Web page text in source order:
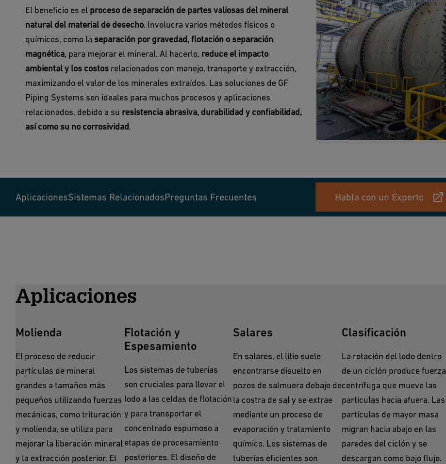
El beneficio es el proceso de separación de partes valiosas del mineral
natural del material de desecho. Involucra varios métodos físicos o
químicos, como la separación por gravedad, flotación o separación
magnética, para mejorar el mineral. Al hacerlo, reduce el impacto
ambiental y los costos relacionados con manejo, transporte y extracción,
maximizando el valor de los minerales extraídos. Las soluciones de GF
Piping Systems son ideales para muchos procesos y aplicaciones
relacionados, debido a su resistencia abrasiva, durabilidad y confiabilidad,
así como su no corrosividad.
AplicacionesSistemas RelacionadosPreguntas Frecuentes Habla con un Experto
Aplicaciones
Molienda
El proceso de reducir
partículas de mineral
grandes a tamaños más
pequeños utilizando fuerzas
mecánicas, como trituración
y molienda, se utiliza para
mejorar la liberación mineral
y la extracción posterior. El
Flotación y
Espesamiento
Los sistemas de tuberías
son cruciales para llevar el
lodo a las celdas de flotación
y para transportar el
concentrado espumoso a
etapas de procesamiento
posteriores. El diseño de
Salares
En salares, el litio suele
encontrarse disuelto en
pozos de salmuera debajo de
la costra de sal y se extrae
mediante un proceso de
evaporación y tratamiento
químico. Los sistemas de
tuberías eficientes son
Clasificación
La rotación del lodo dentro
de un ciclón produce fuerza
centrífuga que mueve las
partículas hacia afuera. Las
partículas de mayor masa
migran hacia abajo en las
paredes del ciclón y se
descargan como bajo flujo.